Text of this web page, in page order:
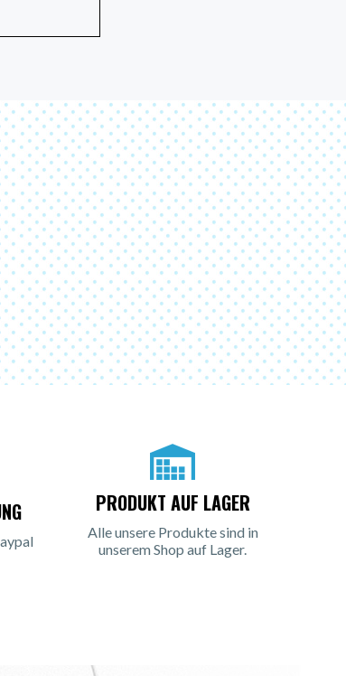
PRODUKT AUF LAGER
Alle unsere Produkte sind in
unserem Shop auf Lager.